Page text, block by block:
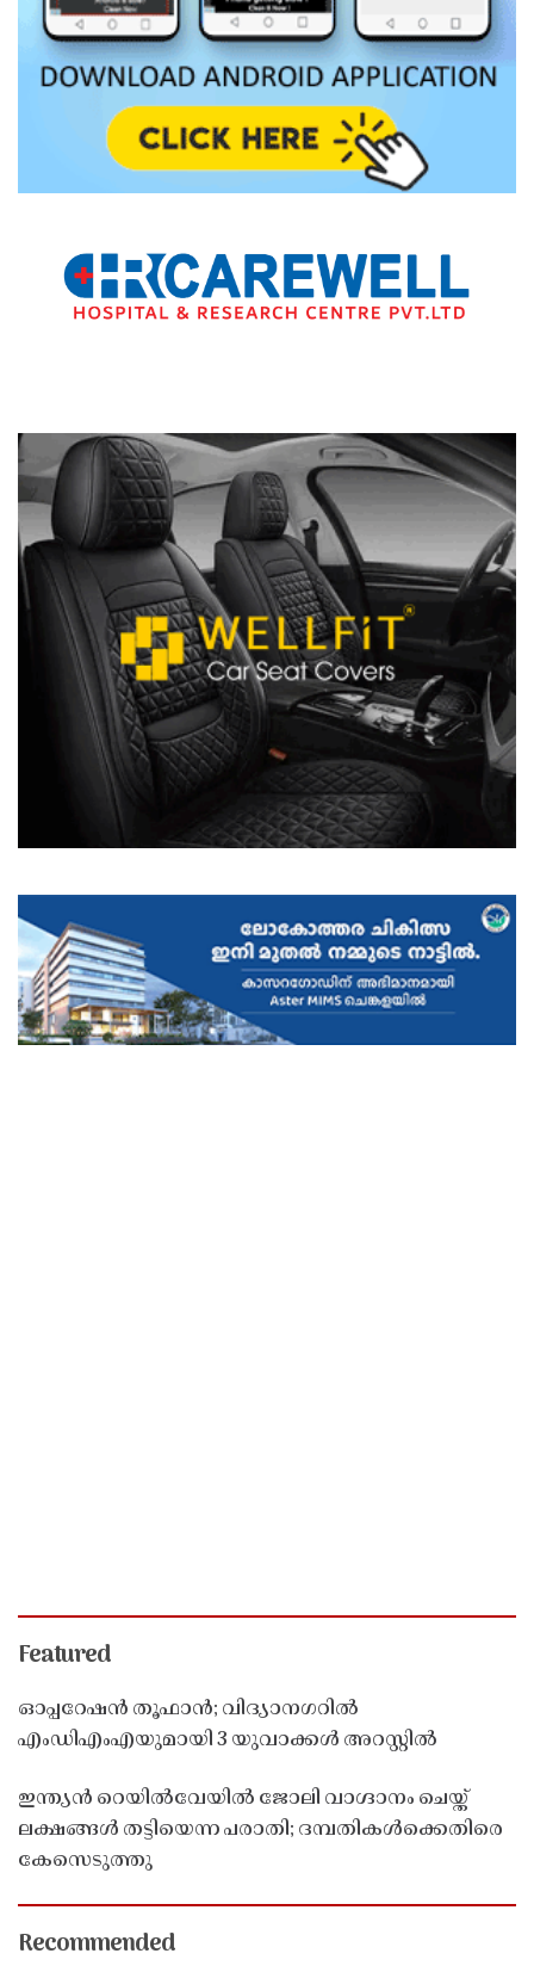
Featured
ഓപ്പറേഷൻ തൂഫാൻ; വിദ്യാനഗറിൽ
എംഡിഎംഎയുമായി 3 യുവാക്കൾ അറസ്റ്റിൽ
ഇന്ത്യൻ റെയിൽവേയിൽ ജോലി വാഗ്ദാനം ചെയ്ത്
ലക്ഷങ്ങൾ തട്ടിയെന്ന പരാതി; ദമ്പതികൾക്കെതിരെ
കേസെടുത്തു
Recommended